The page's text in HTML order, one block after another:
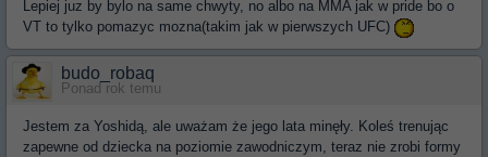
Lepiej juz by bylo na same chwyty, no albo na MMA jak w pride bo o
VT to tylko pomazyc mozna(takim jak w pierwszych UFC)
budo_robaq
Ponad rok temu
Jestem za Yoshidą, ale uważam że jego lata minęły. Koleś trenując
zapewne od dziecka na poziomie zawodniczym, teraz nie zrobi formy